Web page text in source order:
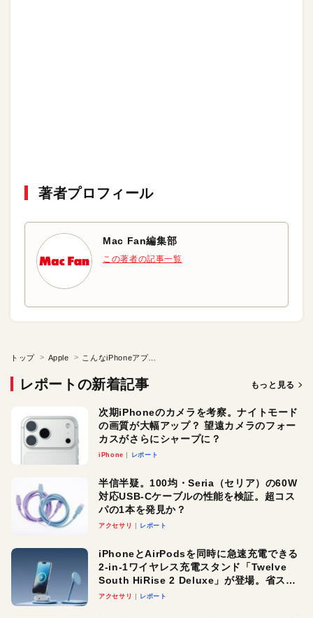
著者プロフィール
Mac Fan編集部
この著者の記事一覧
トップ Apple
レポートの新着記事 もっと見る
次期iPhoneのカメラを考察。ナイトモード
の画質が大幅アップ？ 望遠カメラのフォー
カスがさらにシャープに？
iPhone レポート
半信半疑。100均・Seria（セリア）の60W
対応USB-Cケーブルの性能を検証。超コス
パの1本を発見か？
アクセサリ レポート
iPhoneとAirPodsを同時に急速充電できる
2-in-1ワイヤレス充電スタンド「Twelve
South HiRise 2 Deluxe」が登場。省スペ
ースでおしゃれに充電したい人にオスス
アクセサリ レポート